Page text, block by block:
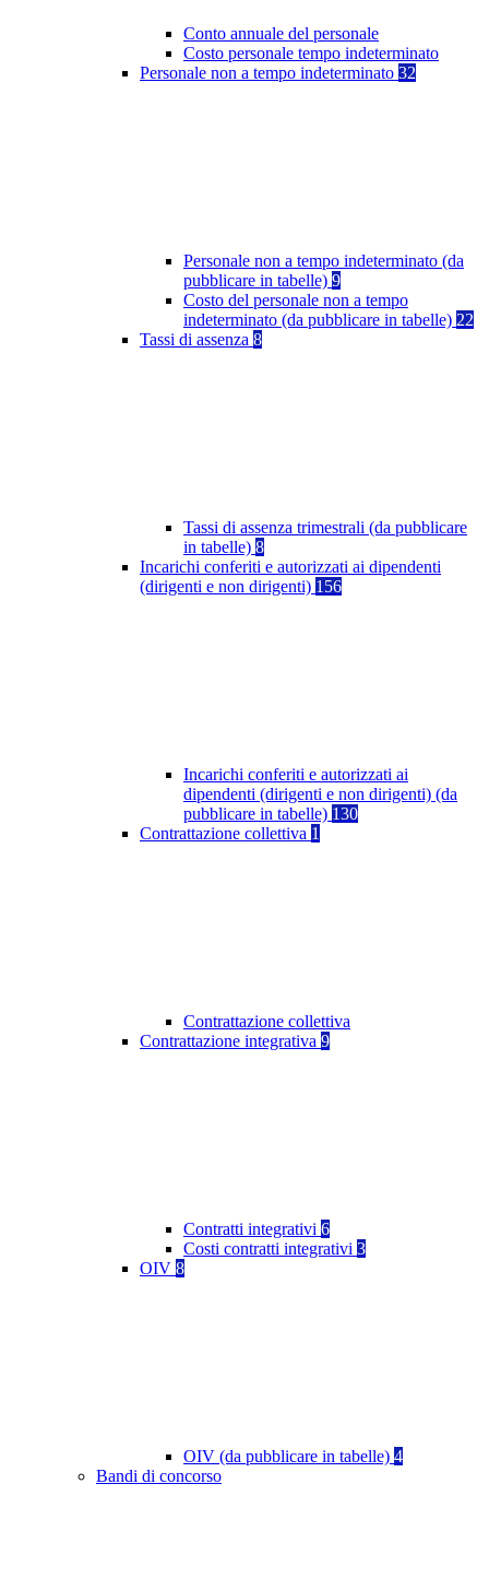
Conto annuale del personale
Costo personale tempo indeterminato
Personale non a tempo indeterminato 32
Personale non a tempo indeterminato (da
pubblicare in tabelle) 9
Costo del personale non a tempo
indeterminato (da pubblicare in tabelle) 22
Tassi di assenza 8
Tassi di assenza trimestrali (da pubblicare
in tabelle) 8
Incarichi conferiti e autorizzati ai dipendenti
(dirigenti e non dirigenti) 156
Incarichi conferiti e autorizzati ai
dipendenti (dirigenti e non dirigenti) (da
pubblicare in tabelle) 130
Contrattazione collettiva 1
Contrattazione collettiva
Contrattazione integrativa 9
Contratti integrativi 6
Costi contratti integrativi 3
OIV 8
OIV (da pubblicare in tabelle) 4
Bandi di concorso